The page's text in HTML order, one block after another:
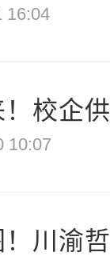
16:04
校企
10:07
川渝